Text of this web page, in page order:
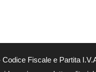
Fiscale e Partita